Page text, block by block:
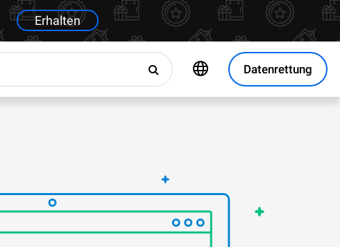
Erhalten
Datenrettung